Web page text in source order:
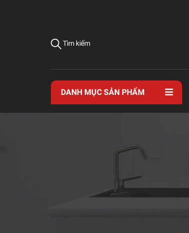
Tìm kiếm
DANH MỤC SẢN PHẨM